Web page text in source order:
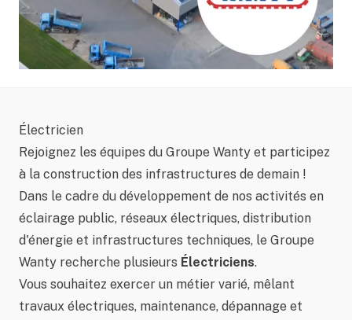
Électricien
Rejoignez les équipes du Groupe Wanty et participez
à la construction des infrastructures de demain !
Dans le cadre du développement de nos activités en
éclairage public, réseaux électriques, distribution
d'énergie et infrastructures techniques, le Groupe
Wanty recherche plusieurs Électriciens.
Vous souhaitez exercer un métier varié, mêlant
travaux électriques, maintenance, dépannage et